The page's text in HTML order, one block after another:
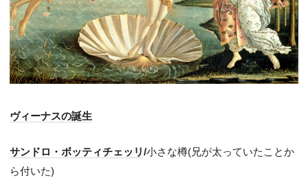
ヴィーナスの誕生
サンドロ・ボッティチェッリ/小さな樽(兄が太っていたことか
ら付いた)